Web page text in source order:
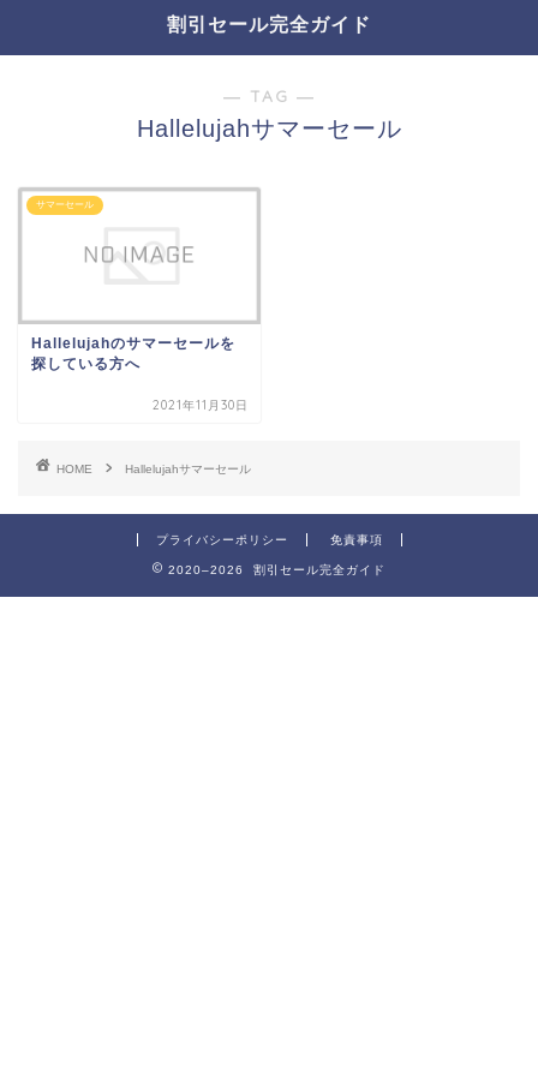
割引セール完全ガイド
― TAG ―
Hallelujahサマーセール
サマーセール
Hallelujahのサマーセールを
探している方へ
2021年11月30日
HOME Hallelujahサマーセール
プライバシーポリシー 免責事項
2020–2026 割引セール完全ガイド